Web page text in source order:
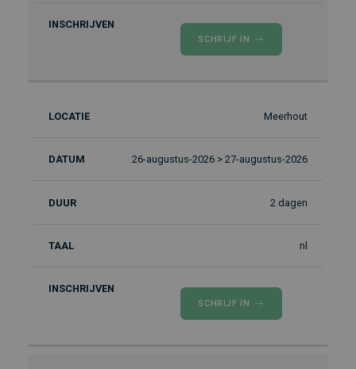
SCHRIJF IN
Meerhout
26-augustus-2026 > 27-augustus-2026
2 dagen
nl
SCHRIJF IN